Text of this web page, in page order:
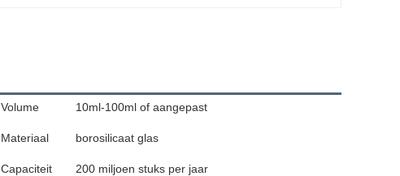
Volume 10ml-100ml of aangepast
Materiaal borosilicaat glas
Capaciteit 200 miljoen stuks per jaar